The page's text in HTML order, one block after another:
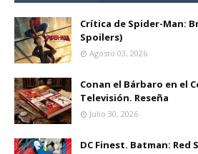
Crítica de Spider-Man:
Spoilers)
Agosto 03, 2026
Conan el Bárbaro en el
Televisión. Reseña
Julio 30, 2026
DC Finest. Batman: Red